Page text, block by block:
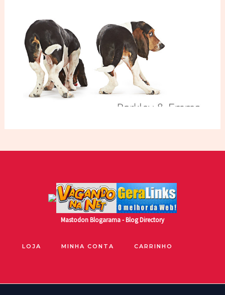
MastodonBlogarama - Blog Directory
LOJA MINHA CONTA CARRINHO